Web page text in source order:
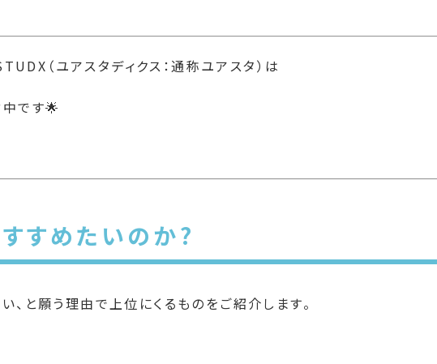
（ユアスタディクス：通称ユアスタ）は
です🌟
すめたいのか?
と願う理由で上位にくるものをご紹介します。